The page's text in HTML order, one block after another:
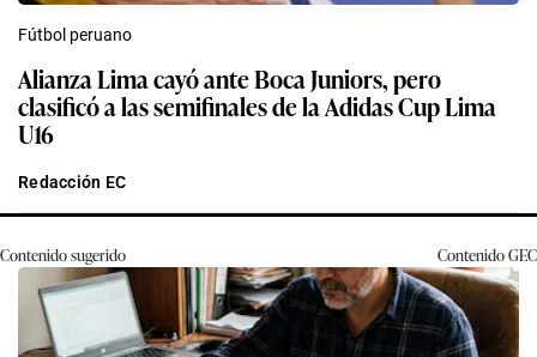
Fútbol peruano
Alianza Lima cayó ante Boca Juniors, pero
clasificó a las semifinales de la Adidas Cup Lima
U16
Redacción EC
Contenido sugerido ContenidoGEC